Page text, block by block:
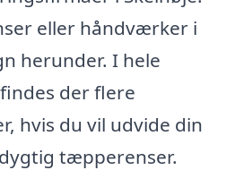
eller håndværker i
herunder. I hele
der flere
hvis du vil udvide din
tæpperenser.